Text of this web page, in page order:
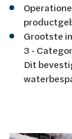
Grootste
3 -
Dit